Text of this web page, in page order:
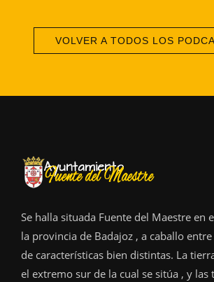
VOLVER A TODOS LOS
Se halla situada Fuente del Maestre en
la provincia de Badajoz , a caballo
de características bien distintas. La
el extremo sur de la cual se sitúa , y